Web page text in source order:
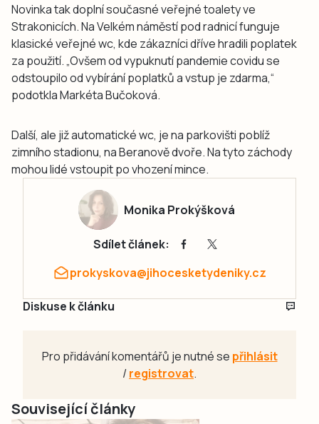
Novinka tak doplní současné veřejné toalety ve
Strakonicích. Na Velkém náměstí pod radnicí funguje
klasické veřejné wc, kde zákazníci dříve hradili poplatek
za použití. „Ovšem od vypuknutí pandemie covidu se
odstoupilo od vybírání poplatků a vstup je zdarma,“
podotkla Markéta Bučoková.
Další, ale již automatické wc, je na parkovišti poblíž
zimního stadionu, na Beranově dvoře. Na tyto záchody
mohou lidé vstoupit po vhození mince.
Monika Prokýšková
Sdílet článek:
prokyskova@jihocesketydeniky.cz
Diskuse k článku
Pro přidávání komentářů je nutné se přihlásit
/registrovat.
Související články